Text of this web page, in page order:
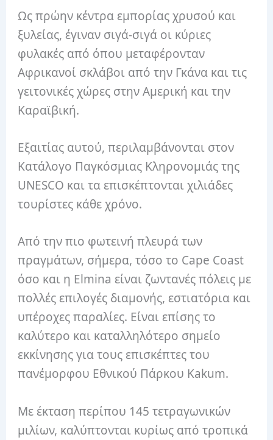
Ως πρώην κέντρα εμπορίας χρυσού και
ξυλείας, έγιναν σιγά-σιγά οι κύριες
φυλακές από όπου μεταφέρονταν
Αφρικανοί σκλάβοι από την Γκάνα και τις
γειτονικές χώρες στην Αμερική και την
Καραϊβική.
Εξαιτίας αυτού, περιλαμβάνονται στον
Κατάλογο Παγκόσμιας Κληρονομιάς της
UNESCO και τα επισκέπτονται χιλιάδες
τουρίστες κάθε χρόνο.
Από την πιο φωτεινή πλευρά των
πραγμάτων, σήμερα, τόσο το Cape Coast
όσο και η Elmina είναι ζωντανές πόλεις με
πολλές επιλογές διαμονής, εστιατόρια και
υπέροχες παραλίες. Είναι επίσης το
καλύτερο και καταλληλότερο σημείο
εκκίνησης για τους επισκέπτες του
πανέμορφου Εθνικού Πάρκου Kakum.
Με έκταση περίπου 145 τετραγωνικών
μιλίων, καλύπτονται κυρίως από τροπικά